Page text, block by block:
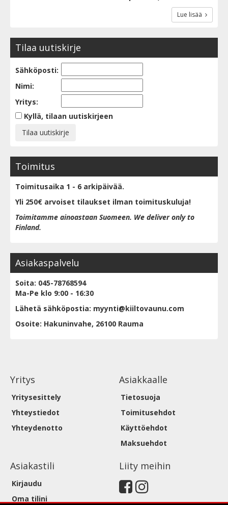
Lue lisää
Tilaa uutiskirje
Sähköposti:
Nimi:
Yritys:
Kyllä, tilaan uutiskirjeen
Toimitus
Toimitusaika 1 - 6 arkipäivää.
Yli 250€ arvoiset tilaukset ilman toimituskuluja!
Toimitamme ainoastaan Suomeen. We deliver only to
Finland.
Asiakaspalvelu
Soita: 045-78768594
Ma-Pe klo 9:00 - 16:30
Lähetä sähköpostia: myynti@kiiltovaunu.com
Osoite: Hakuninvahe, 26100 Rauma
Yritys
Yritysesittely
Yhteystiedot
Yhteydenotto
Asiakkaalle
Tietosuoja
Toimitusehdot
Käyttöehdot
Maksuehdot
Asiakastili
Kirjaudu
Oma tilini
Liity meihin